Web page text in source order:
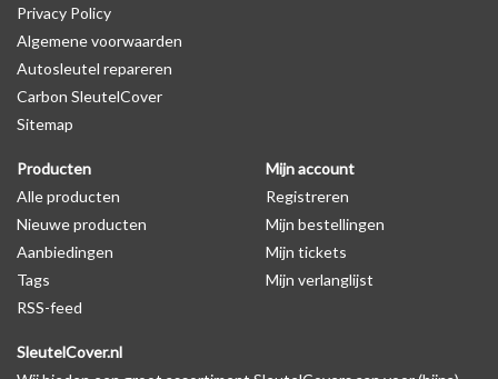
Privacy Policy
Algemene voorwaarden
Autosleutel repareren
Carbon SleutelCover
Sitemap
Producten
Alle producten
Nieuwe producten
Aanbiedingen
Tags
RSS-feed
Mijn account
Registreren
Mijn bestellingen
Mijn tickets
Mijn verlanglijst
SleutelCover.nl